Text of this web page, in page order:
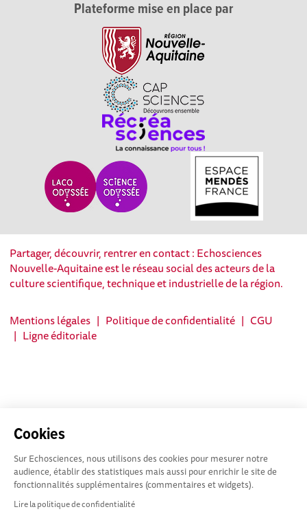
Cookies
Sur Echosciences, nous utilisons des cookies pour mesurer notre
audience, établir des statistiques mais aussi pour enrichir le site de
fonctionnalités supplémentaires (commentaires et widgets).
Lire la politique de confidentialité
Plateforme mise en place par
Partager, découvrir, rentrer en contact : Echosciences
Nouvelle-Aquitaine est le réseau social des acteurs de la
culture scientifique, technique et industrielle de la région.
Mentions légales | Politique de confidentialité | CGU
| Ligne éditoriale